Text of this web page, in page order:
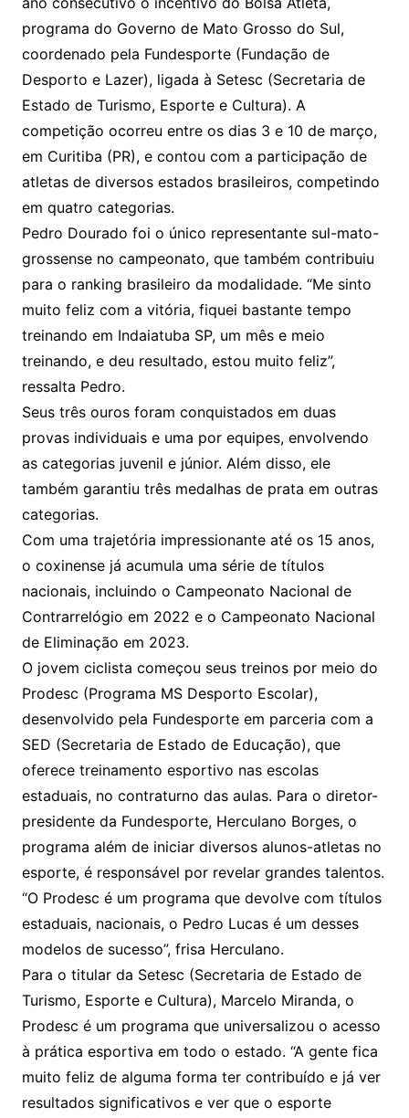
programa do Governo de Mato Grosso do Sul,
coordenado pela Fundesporte (Fundação de
Desporto e Lazer), ligada à Setesc (Secretaria de
Estado de Turismo, Esporte e Cultura). A
competição ocorreu entre os dias 3 e 10 de março,
em Curitiba (PR), e contou com a participação de
atletas de diversos estados brasileiros, competindo
em quatro categorias.
Pedro Dourado foi o único representante sul-mato-
grossense no campeonato, que também contribuiu
para o ranking brasileiro da modalidade. “Me sinto
muito feliz com a vitória, fiquei bastante tempo
treinando em Indaiatuba SP, um mês e meio
treinando, e deu resultado, estou muito feliz”,
ressalta Pedro.
Seus três ouros foram conquistados em duas
provas individuais e uma por equipes, envolvendo
as categorias juvenil e júnior. Além disso, ele
também garantiu três medalhas de prata em outras
categorias.
Com uma trajetória impressionante até os 15 anos,
o coxinense já acumula uma série de títulos
nacionais, incluindo o Campeonato Nacional de
Contrarrelógio em 2022 e o Campeonato Nacional
de Eliminação em 2023.
O jovem ciclista começou seus treinos por meio do
Prodesc (Programa MS Desporto Escolar),
desenvolvido pela Fundesporte em parceria com a
SED (Secretaria de Estado de Educação), que
oferece treinamento esportivo nas escolas
estaduais, no contraturno das aulas. Para o diretor-
presidente da Fundesporte, Herculano Borges, o
programa além de iniciar diversos alunos-atletas no
esporte, é responsável por revelar grandes talentos.
“O Prodesc é um programa que devolve com títulos
estaduais, nacionais, o Pedro Lucas é um desses
modelos de sucesso”, frisa Herculano.
Para o titular da Setesc (Secretaria de Estado de
Turismo, Esporte e Cultura), Marcelo Miranda, o
Prodesc é um programa que universalizou o acesso
à prática esportiva em todo o estado. “A gente fica
muito feliz de alguma forma ter contribuído e já ver
resultados significativos e ver que o esporte